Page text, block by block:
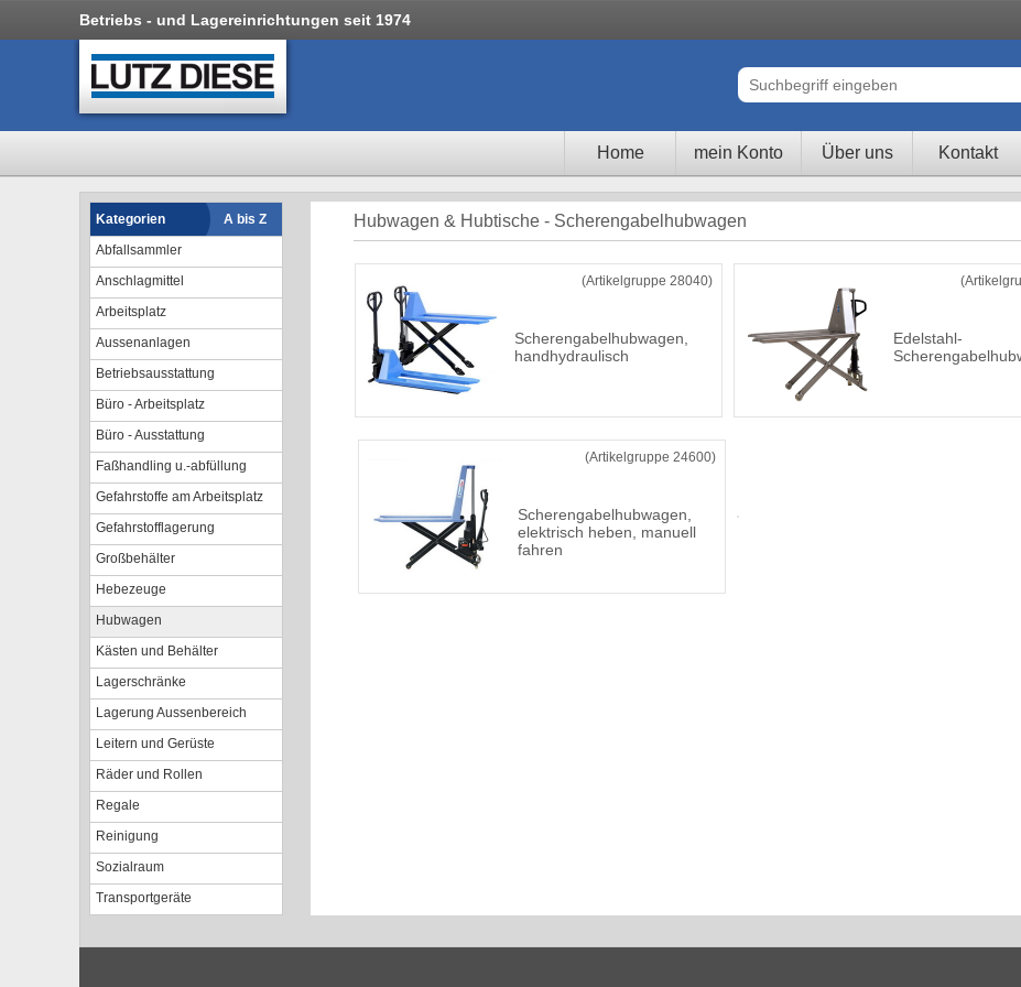
Betriebs - und Lagereinrichtungen seit 1974
Home mein Konto Über uns Kontakt
Kategorien
A bis Z
Abfallsammler
Anschlagmittel
Arbeitsplatz
Aussenanlagen
Betriebsausstattung
Büro - Arbeitsplatz
Büro - Ausstattung
Faßhandling u.-abfüllung
Gefahrstoffe am Arbeitsplatz
Gefahrstofflagerung
Großbehälter
Hebezeuge
Hubwagen
Kästen und Behälter
Lagerschränke
Lagerung Aussenbereich
Leitern und Gerüste
Räder und Rollen
Regale
Reinigung
Sozialraum
Transportgeräte
Hubwagen & Hubtische - Scherengabelhubwagen
(Artikelgruppe 28040)
Scherengabelhubwagen,
handhydraulisch
Edelstahl-
(Artikelgruppe 24600)
Scherengabelhubwagen,
elektrisch heben, manuell
fahren